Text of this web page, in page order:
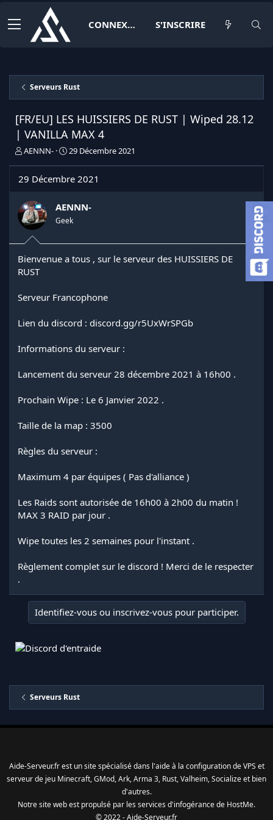
CONNEXION S'INSCRIRE
Serveurs Rust
[FR/EU] LES HUISSIERS DE RUST | Wiped 28.12
| VANILLA MAX 4
I
t
a
t
e
u
d
e
d
s
u
i
n
AENNN-
D
e
e
d
é
t
29 Décembre 2021
29 Décembre 2021
AENNN-
Geek
Bienvenue a tous , sur le serveur des HUISSIERS DE
RUST
Serveur Francophone
Lien du discord : discord.gg/r5UxWrSPGb
Informations du serveur :
Lancement du serveur 28 décembre 2021 à 16h00 .
Prochain Wipe : Le 6 Janvier 2022 .
Taille de la map : 3500
Règles du serveur :
Maximum 4 par équipes ( Pas d'alliance )
Les Raids sont autorisée de 16h00 à 2h00 du matin !
MAX 3 RAID par jour .
Wipe toutes les 2 semaines pour l'instant .
Règlement complet sur le discord ! Merci de le respecter
.
Identifiez-vous ou inscrivez-vous pour participer.
Serveurs Rust
Aide-Serveur.fr est un site spécialisé dans l'aide à la configuration de VPS et
serveur de jeu Minecraft, GMod, Ark, Arma 3, Rust, Valheim, Socialize et bien
d'autres.
Notre site web est propulsé par les services d'infogérancede HostMe.
© 2022 - Aide-Serveur.fr